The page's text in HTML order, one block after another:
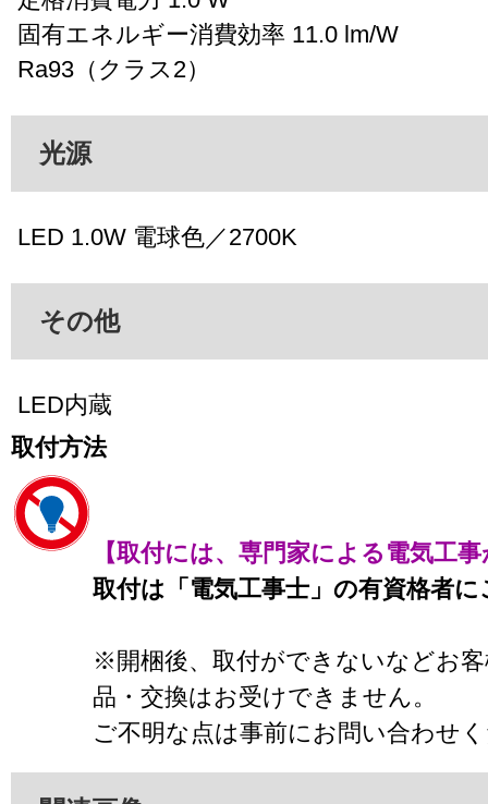
固有エネルギー消費効率 11.0 lm/W
Ra93（クラス2）
光源
LED 1.0W 電球色／2700K
その他
LED内蔵
取付方法
【取付には、専門家による電気工
取付は「電気工事士」の有資格者
※開梱後、取付ができないなどお
品・交換はお受けできません。
ご不明な点は事前にお問い合わせ